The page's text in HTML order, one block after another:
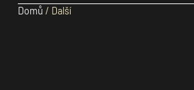
Domů / Další